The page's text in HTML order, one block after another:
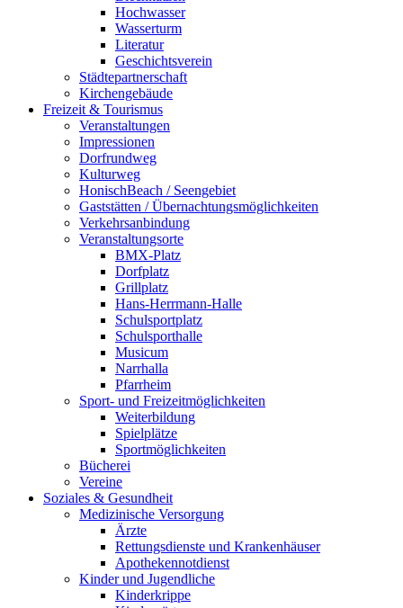
Hochwasser
Wasserturm
Literatur
Geschichtsverein
Städtepartnerschaft
Kirchengebäude
Freizeit & Tourismus
Veranstaltungen
Impressionen
Dorfrundweg
Kulturweg
HonischBeach / Seengebiet
Gaststätten / Übernachtungsmöglichkeiten
Verkehrsanbindung
Veranstaltungsorte
BMX-Platz
Dorfplatz
Grillplatz
Hans-Herrmann-Halle
Schulsportplatz
Schulsporthalle
Musicum
Narrhalla
Pfarrheim
Sport- und Freizeitmöglichkeiten
Weiterbildung
Spielplätze
Sportmöglichkeiten
Bücherei
Vereine
Soziales & Gesundheit
Medizinische Versorgung
Ärzte
Rettungsdienste und Krankenhäuser
Apothekennotdienst
Kinder und Jugendliche
Kinderkrippe